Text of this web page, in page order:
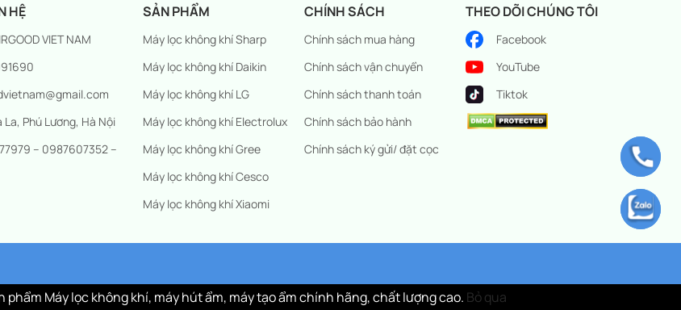
HỆ
VIET NAM
La, Phú Lương, Hà Nội
– 0987607352 –
SẢN PHẨM
Máy lọc không khí Sharp
Máy lọc không khí Daikin
Máy lọc không khí LG
Máy lọc không khí Electrolux
Máy lọc không khí Gree
Máy lọc không khí Cesco
Máy lọc không khí Xiaomi
CHÍNH SÁCH
Chính sách mua hàng
Chính sách vận chuyển
Chính sách thanh toán
Chính sách bảo hành
Chính sách ký gửi/ đặt cọc
THEO DÕI CHÚNG TÔI
Facebook
YouTube
Tiktok
phẩm Máy lọc không khí, máy hút ẩm, máy tạo ẩm chính hãng, chất lượng cao. Bỏ qua